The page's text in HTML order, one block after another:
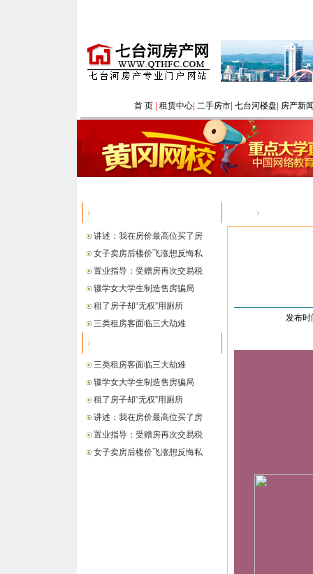
首 页| 租赁中心| 二手房市| 七台河楼盘 房产新
讲述：我在房价最高位买了房
女子卖房后楼价飞涨想反悔私
置业指导：受赠房再次交易税
辍学女大学生制造售房骗局
租了房子却“无权”用厕所
三类租房客面临三大劫难
三类租房客面临三大劫难
辍学女大学生制造售房骗局
租了房子却“无权”用厕所
讲述：我在房价最高位买了房
置业指导：受赠房再次交易税
女子卖房后楼价飞涨想反悔私
发布